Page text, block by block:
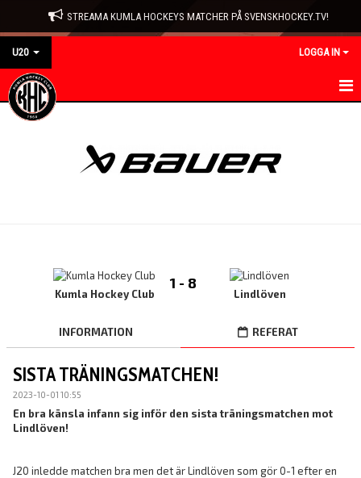
STREAMA KUMLA HOCKEYS MATCHER PÅ SVENSKHOCKEY.TV!
U20 LOGGA IN
HEM
BILDGALLERI
DOKUMENT
Kumla Hockey Club
1 - 8
Lindlöven
INFORMATION REFERAT
SISTA TRÄNINGSMATCHEN!
2023-10-01 10:55
En bra känsla infann sig inför den sista träningsmatchen mot
Lindlöven!
J20 inledde matchen bra men det är Lindlöven som gör 0-1 efter en